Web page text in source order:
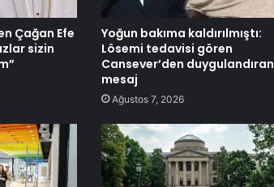
Çağan Efe
sizin
Yoğun bakıma kaldırılmıştı:
Lösemi tedavisi gören
Cansever’den duygulandıran
mesaj
Ağustos 7, 2026